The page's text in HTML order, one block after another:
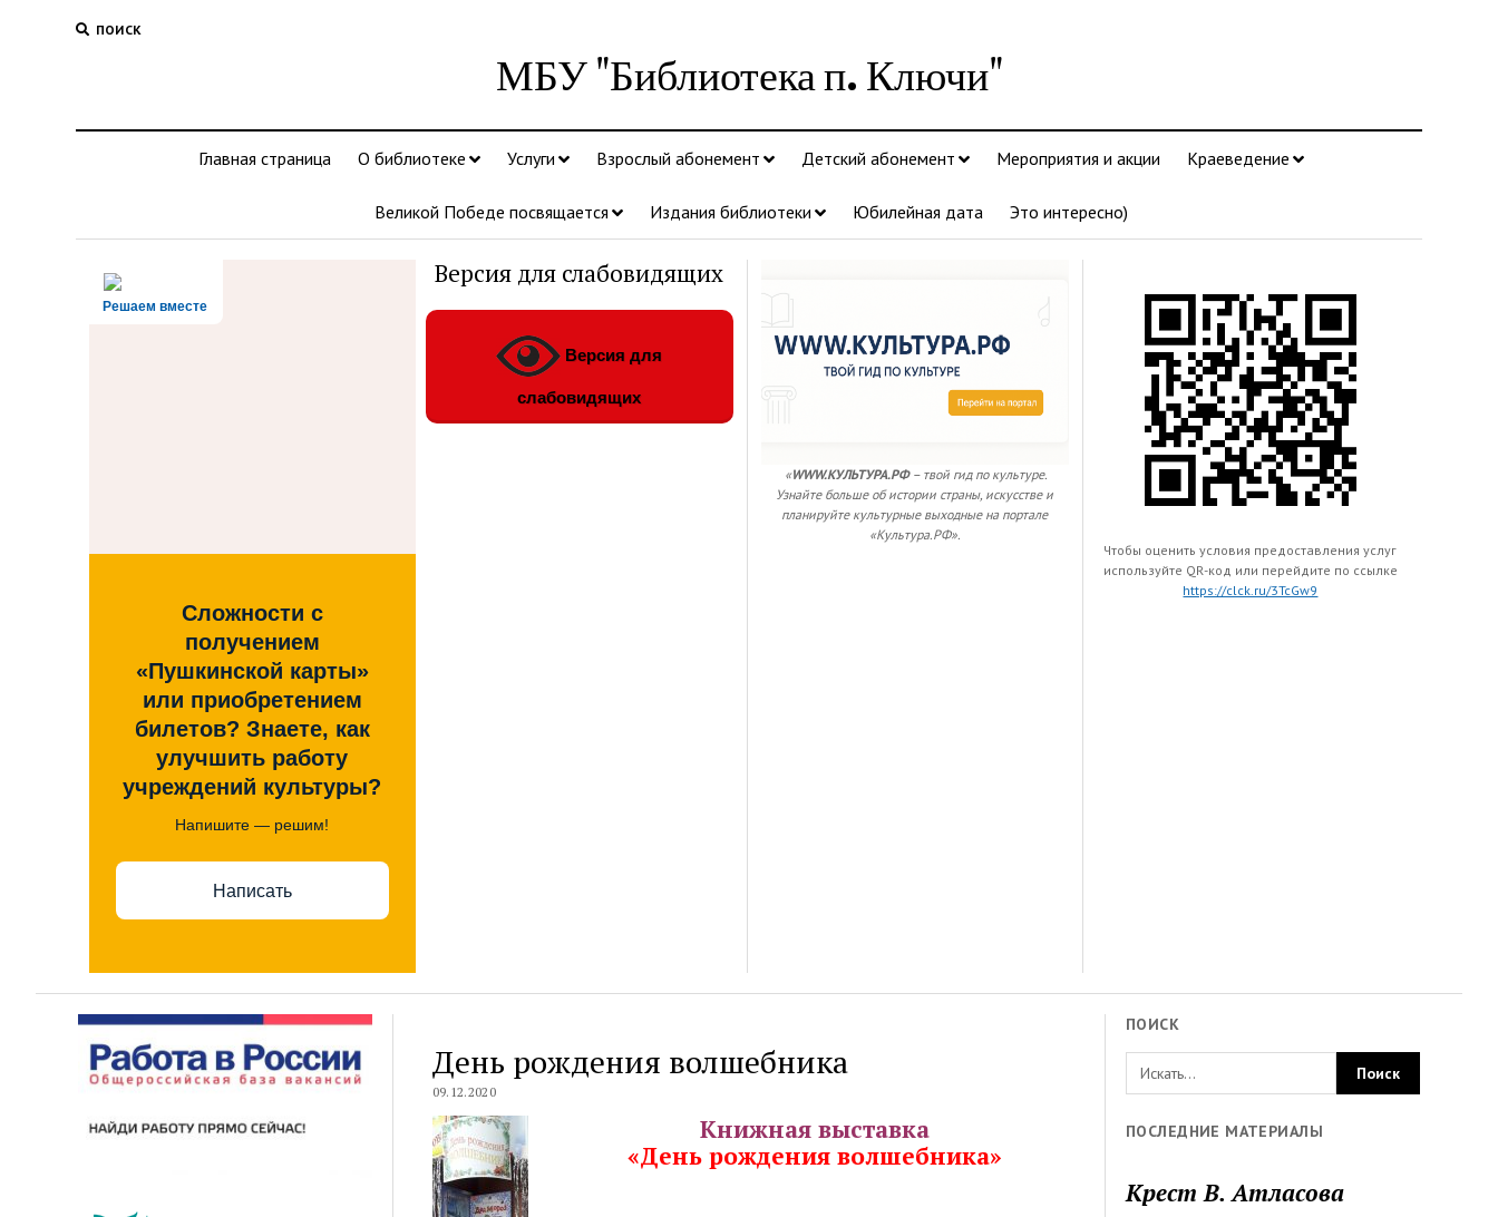
ПОИСК
МБУ "Библиотека п. Ключи"
Главная страница О библиотеке Услуги Взрослый абонемент Детский абонемент Мероприятия и акции Краеведение
Великой Победе посвящается Издания библиотеки Юбилейная дата Это интересно)
Решаем вместе
Сложности с
получением
«Пушкинской карты»
или приобретением
билетов? Знаете, как
улучшить работу
учреждений культуры?
Напишите — решим!
Написать
Версия для слабовидящих
Версия для
слабовидящих
«WWW.КУЛЬТУРА.РФ– твой гид по культуре.
Узнайте больше об истории страны, искусстве и
планируйте культурные выходные на портале
«Культура.РФ».
Чтобы оценить условия предоставления услуг
используйте QR-код или перейдите по ссылке
https://clck.ru/3TcGw9
День рождения волшебника
09.12.2020
Книжная выставка
«День рождения волшебника»
ПОИСК
ПОСЛЕДНИЕ МАТЕРИАЛЫ
Крест В. Атласова